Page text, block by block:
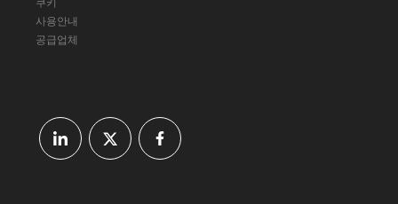
쿠키
사용안내
공급업체